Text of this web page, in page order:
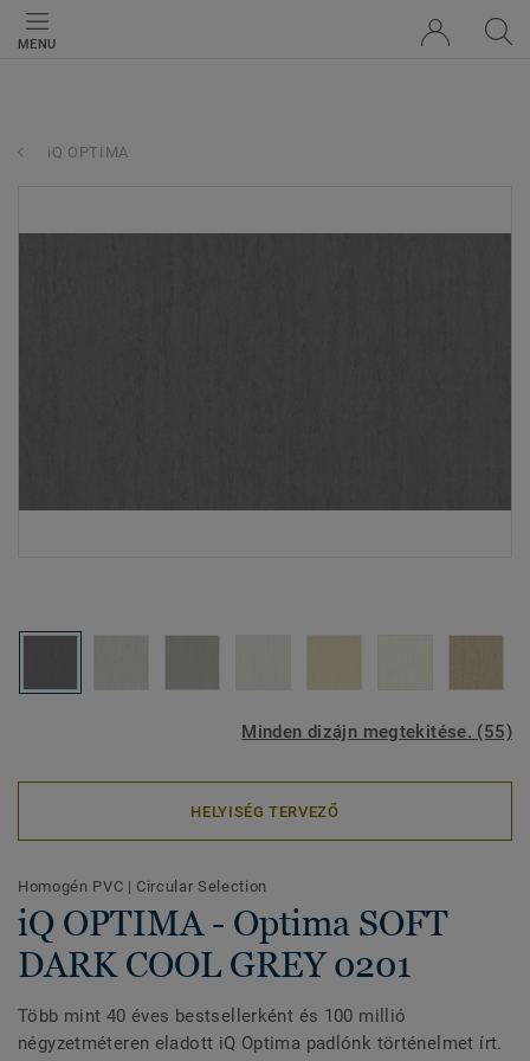
MENU
iQ OPTIMA
Minden dizájn megtekitése. (55)
HELYISÉG TERVEZŐ
Homogén PVC | Circular Selection
iQ OPTIMA - Optima SOFT
DARK COOL GREY 0201
Több mint 40 éves bestsellerként és 100 millió
négyzetméteren eladott iQ Optima padlónk történelmet írt.